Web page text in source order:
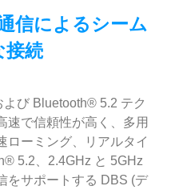
信によるシーム
接続
び Bluetooth® 5.2 テク
速で信頼性が高く、多用
ローミング、リアルタイ
5.2、2.4GHz と 5GHz
をサポートする DBS (デ